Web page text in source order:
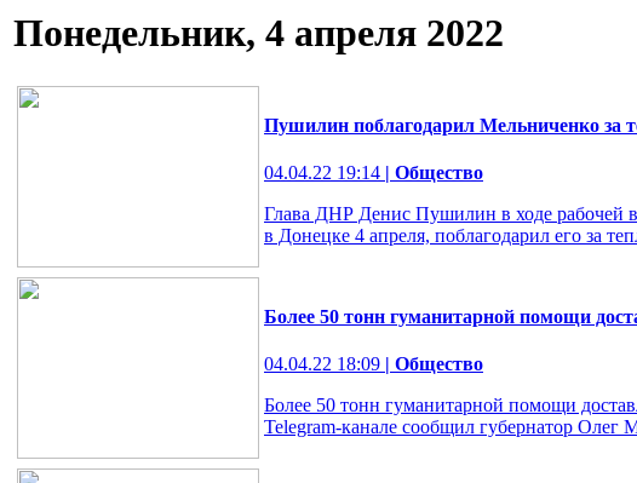
Понедельник, 4 апреля 2022
Пушилин поблагодарил Мельниченко за
04.04.22 19:14 | Общество
Глава ДНР Денис Пушилин в ходе рабочей
в Донецке 4 апреля, поблагодарил его за
Более 50 тонн гуманитарной помощи
04.04.22 18:09 | Общество
Более 50 тонн гуманитарной помощи
Telegram-канале сообщил губернатор Олег